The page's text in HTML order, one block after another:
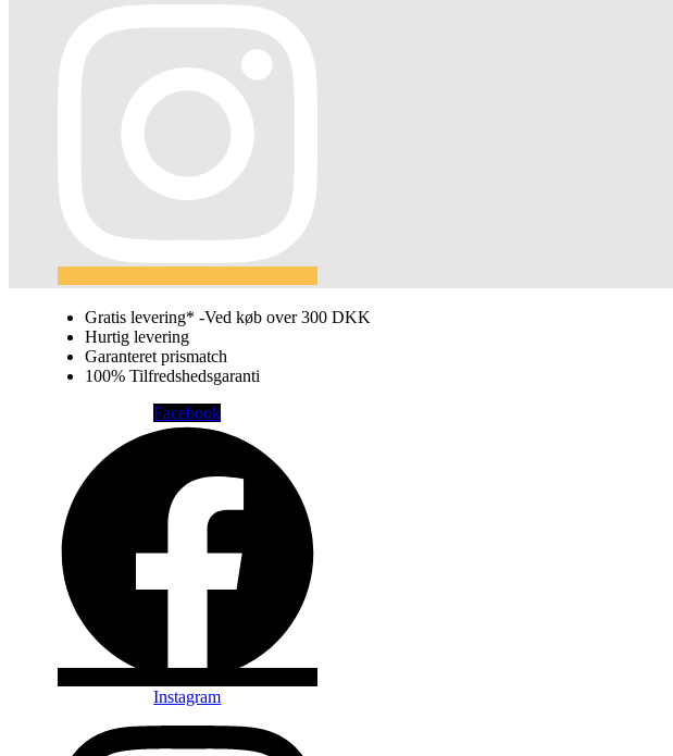
Gratis levering* -Ved køb over 300 DKK
Hurtig levering
Garanteret prismatch
100% Tilfredshedsgaranti
Facebook
Instagram